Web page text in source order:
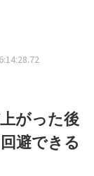
がった後
避できる